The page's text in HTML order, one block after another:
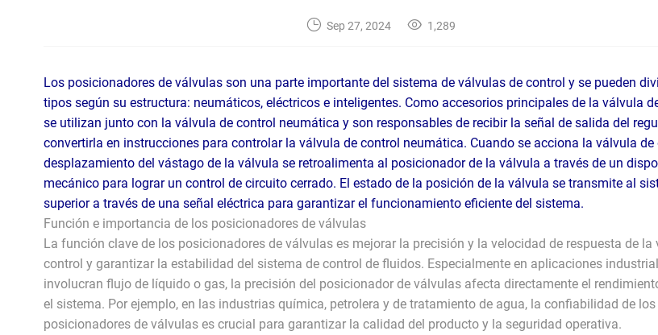
Sep 27, 2024 1,289
Los posicionadores de válvulas son una parte importante del sistema de válvulas de control y se pueden
tipos según su estructura: neumáticos, eléctricos e inteligentes. Como accesorios principales de la válvula
se utilizan junto con la válvula de control neumática y son responsables de recibir la señal de salida del
convertirla en instrucciones para controlar la válvula de control neumática. Cuando se acciona la válvula de
desplazamiento del vástago de la válvula se retroalimenta al posicionador de la válvula a través de un
mecánico para lograr un control de circuito cerrado. El estado de la posición de la válvula se transmite al
superior a través de una señal eléctrica para garantizar el funcionamiento eficiente del sistema.
Función e importancia de los posicionadores de válvulas
La función clave de los posicionadores de válvulas es mejorar la precisión y la velocidad de respuesta de la
control y garantizar la estabilidad del sistema de control de fluidos. Especialmente en aplicaciones
involucran flujo de líquido o gas, la precisión del posicionador de válvulas afecta directamente el
el sistema. Por ejemplo, en las industrias química, petrolera y de tratamiento de agua, la confiabilidad de los
posicionadores de válvulas es crucial para garantizar la calidad del producto y la seguridad operativa.